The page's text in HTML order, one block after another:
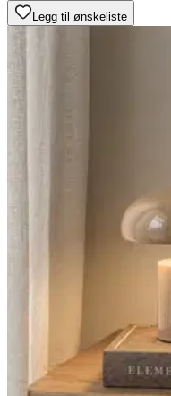
Legg til ønskeliste